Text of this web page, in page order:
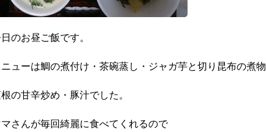
のお昼ご飯です。
ニューは鯛の煮付け・茶碗蒸し・ジャガ芋と切り昆布の煮物
の甘辛炒め・豚汁でした。
さんが毎回綺麗に食べてくれるので